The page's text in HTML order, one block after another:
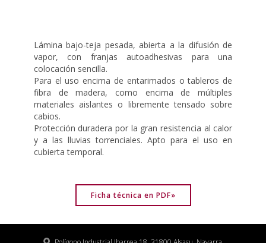
Lámina bajo-teja pesada, abierta a la difusión de
vapor, con franjas autoadhesivas para una
colocación sencilla.
Para el uso encima de entarimados o tableros de
fibra de madera, como encima de múltiples
materiales aislantes o libremente tensado sobre
cabios.
Protección duradera por la gran resistencia al calor
y a las lluvias torrenciales. Apto para el uso en
cubierta temporal.
Ficha técnica en PDF»